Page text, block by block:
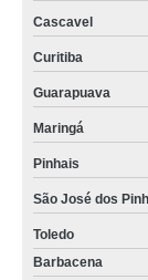
Cascavel
Curitiba
Guarapuava
Maringá
Pinhais
São José dos
Toledo
Barbacena